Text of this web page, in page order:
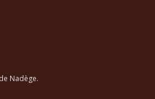
Nadège.